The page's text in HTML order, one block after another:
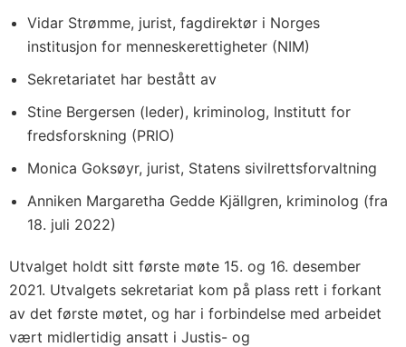
Vidar Strømme, jurist, fagdirektør i Norges
institusjon for menneskerettigheter (NIM)
Sekretariatet har bestått av
Stine Bergersen (leder), kriminolog, Institutt for
fredsforskning (PRIO)
Monica Goksøyr, jurist, Statens sivilrettsforvaltning
Anniken Margaretha Gedde Kjällgren, kriminolog (fra
18. juli 2022)
Utvalget holdt sitt første møte 15. og 16. desember
2021. Utvalgets sekretariat kom på plass rett i forkant
av det første møtet, og har i forbindelse med arbeidet
vært midlertidig ansatt i Justis- og